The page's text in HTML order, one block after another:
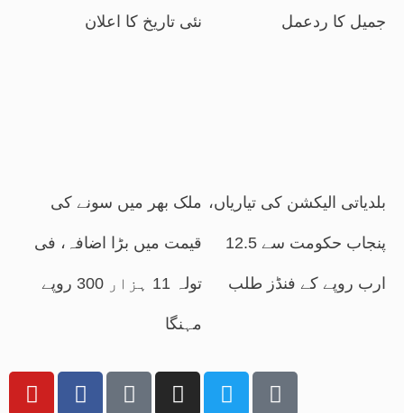
نئی تاریخ کا اعلان جمیل کا ردعمل
ملک بھر میں سونے کی
قیمت میں بڑا اضافہ، فی
تولہ 11 ہزار 300 روپے
مہنگا
بلدیاتی الیکشن کی تیاریاں،
پنجاب حکومت سے 12.5
ارب روپے کے فنڈز طلب